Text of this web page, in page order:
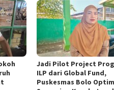
Jadi Pilot Project
ILP dari Global Fund,
Puskesmas Bolo